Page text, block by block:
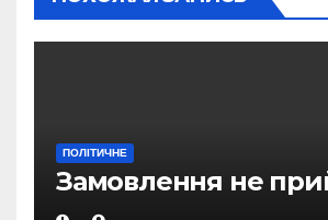
ПОЛІТИЧНЕ
Замовлення не